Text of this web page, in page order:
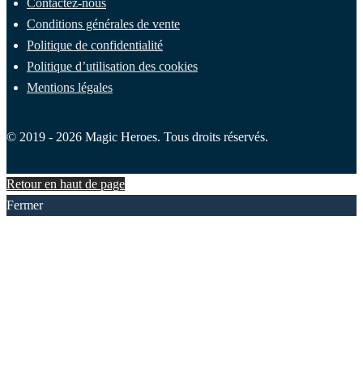
Contactez-nous
Conditions générales de vente
Politique de confidentialité
Politique d’utilisation des cookies
Mentions légales
© 2019 - 2026 Magic Heroes. Tous droits réservés.
Retour en haut de page
Fermer